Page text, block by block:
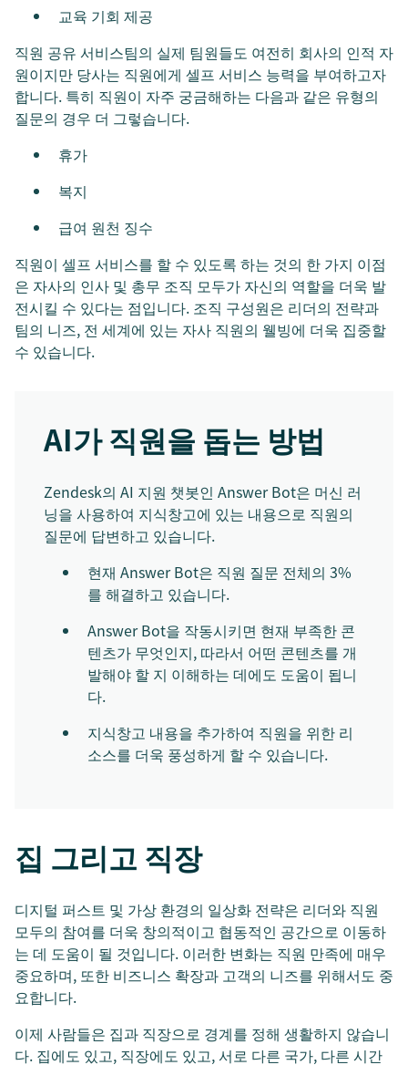
교육 기회 제공
직원 공유 서비스팀의 실제 팀원들도 여전히 회사의 인적 자
원이지만 당사는 직원에게 셀프 서비스 능력을 부여하고자
합니다. 특히 직원이 자주 궁금해하는 다음과 같은 유형의
질문의 경우 더 그렇습니다.
휴가
복지
급여 원천 징수
직원이 셀프 서비스를 할 수 있도록 하는 것의 한 가지 이점
은 자사의 인사 및 총무 조직 모두가 자신의 역할을 더욱 발
전시킬 수 있다는 점입니다. 조직 구성원은 리더의 전략과
팀의 니즈, 전 세계에 있는 자사 직원의 웰빙에 더욱 집중할
수 있습니다.
AI가 직원을 돕는 방법
Zendesk의 AI 지원 챗봇인 Answer Bot은 머신 러
닝을 사용하여 지식창고에 있는 내용으로 직원의
질문에 답변하고 있습니다.
현재 Answer Bot은 직원 질문 전체의 3%
를 해결하고 있습니다.
Answer Bot을 작동시키면 현재 부족한 콘
텐츠가 무엇인지, 따라서 어떤 콘텐츠를 개
발해야 할 지 이해하는 데에도 도움이 됩니
다.
지식창고 내용을 추가하여 직원을 위한 리
소스를 더욱 풍성하게 할 수 있습니다.
집 그리고 직장
디지털 퍼스트 및 가상 환경의 일상화 전략은 리더와 직원
모두의 참여를 더욱 창의적이고 협동적인 공간으로 이동하
는 데 도움이 될 것입니다. 이러한 변화는 직원 만족에 매우
중요하며, 또한 비즈니스 확장과 고객의 니즈를 위해서도 중
요합니다.
이제 사람들은 집과 직장으로 경계를 정해 생활하지 않습니
다. 집에도 있고, 직장에도 있고, 서로 다른 국가, 다른 시간